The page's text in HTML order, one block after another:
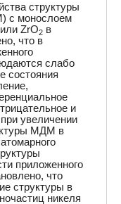
структуры
с монослоем
или ZrO2 в
что в
слабо
состояния
и
увеличении
МДМ в
приложенного
что
структуры в
никеля